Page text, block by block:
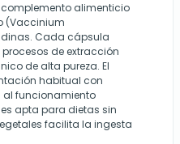
complemento alimenticio
(Vaccinium
Cada cápsula
de extracción
de alta pureza. El
habitual con
al funcionamiento
apta para dietas sin
facilita la ingesta